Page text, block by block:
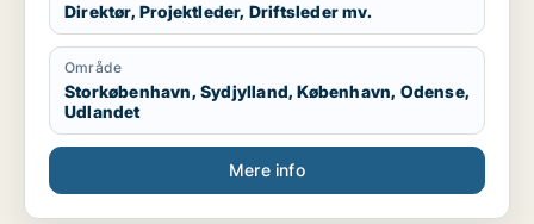
Direktør, Projektleder, Driftsleder mv.
Område
Storkøbenhavn, Sydjylland, København, Odense,
Udlandet
Mere info